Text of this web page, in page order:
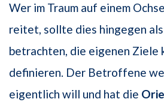
Wer im Traum auf einem
reitet, sollte dies hingegen
betrachten, die eigenen Ziele
definieren. Der Betroffene
eigentlich will und hat die